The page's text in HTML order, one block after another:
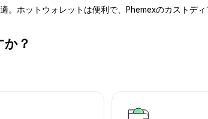
ホットウォレットは便利で、Phemexのカストデ
？